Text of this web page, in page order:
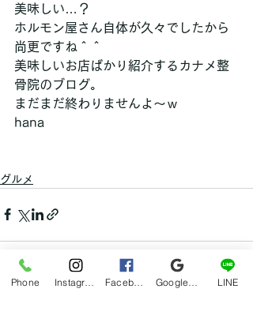
美味しい…？
ホルモン屋さん自体が久々でしたから
尚更ですね＾＾
美味しいお店ばかり紹介するカナメ整
骨院のブログ。
まだまだ終わりませんよ～ｗ
hana
グルメ
Phone LINE